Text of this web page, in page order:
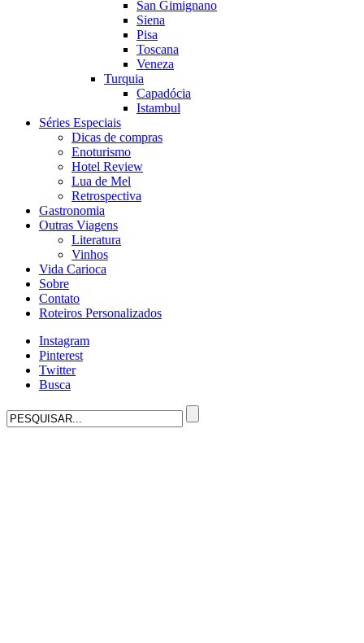
San Gimignano
Siena
Pisa
Toscana
Veneza
Turquia
Capadócia
Istambul
Séries Especiais
Dicas de compras
Enoturismo
Hotel Review
Lua de Mel
Retrospectiva
Gastronomia
Outras Viagens
Literatura
Vinhos
Vida Carioca
Sobre
Contato
Roteiros Personalizados
Instagram
Pinterest
Twitter
Busca